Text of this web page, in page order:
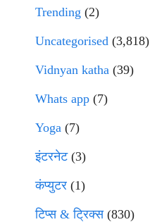
Trending (2)
Uncategorised (3,818)
Vidnyan katha (39)
Whats app (7)
Yoga (7)
इंटरनेट(3)
कंप्युटर (1)
टिप्स & ट्रिक्स(830)